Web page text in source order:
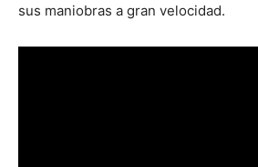
sus maniobras a gran velocidad.